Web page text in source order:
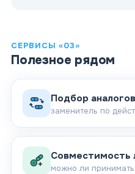
СЕРВИСЫ «03»
Полезное рядом
Подбор аналогов
заменитель по
Совместимость
можно ли принимать